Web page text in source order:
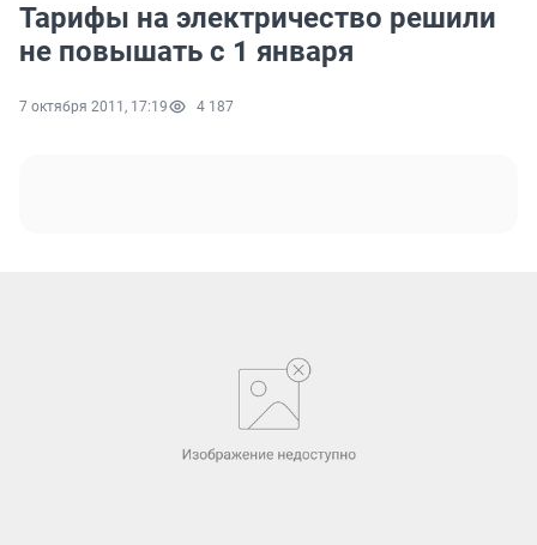
Тарифы на электричество решили
не повышать с 1 января
7 октября 2011, 17:19 4 187